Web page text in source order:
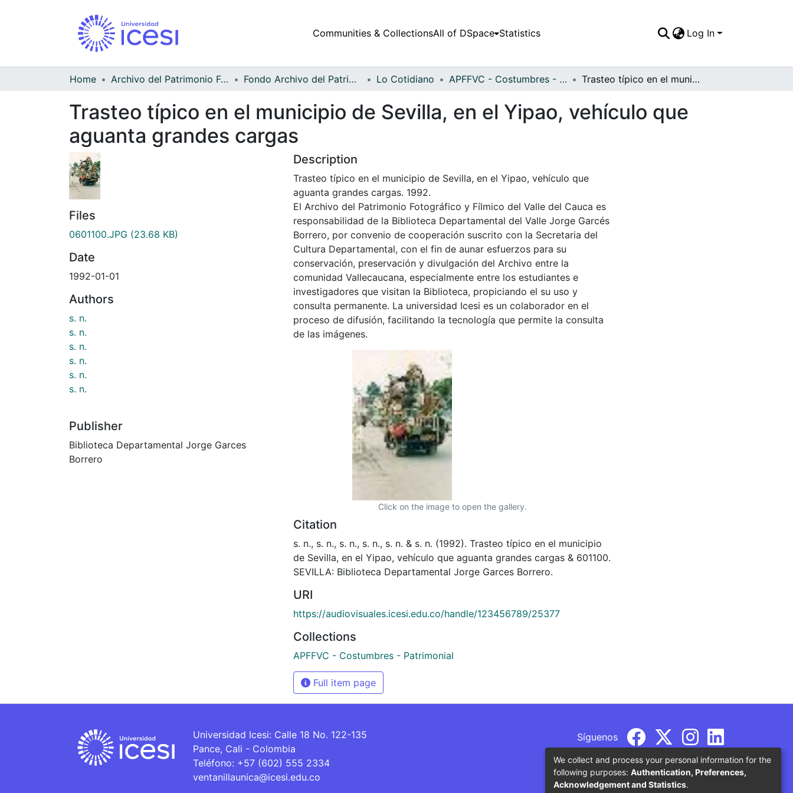
Communities & CollectionsAll of DSpace Statistics Log In
Home Archivo del Patrimonio Fotográfico y Fílmico del Valle del Cauca Fondo Archivo del Patrimonio Fotográfico y Fílmico del Valle del Cauca Lo Cotidiano APFFVC - Costumbres - Patrimonial Trasteo típico en el municipio de Sevilla, en el Yipao, vehículo que aguanta grandes cargas
Trasteo típico en el municipio de Sevilla, en el Yipao, vehículo que
aguanta grandes cargas
Files
0601100.JPG (23.68 KB)
Date
1992-01-01
Authors
s. n.
s. n.
s. n.
s. n.
s. n.
s. n.
Publisher
Biblioteca Departamental Jorge Garces
Borrero
Description
Trasteo típico en el municipio de Sevilla, en el Yipao, vehículo que
aguanta grandes cargas. 1992.
El Archivo del Patrimonio Fotográfico y Fílmico del Valle del Cauca es
responsabilidad de la Biblioteca Departamental del Valle Jorge Garcés
Borrero, por convenio de cooperación suscrito con la Secretaria del
Cultura Departamental, con el fin de aunar esfuerzos para su
conservación, preservación y divulgación del Archivo entre la
comunidad Vallecaucana, especialmente entre los estudiantes e
investigadores que visitan la Biblioteca, propiciando el su uso y
consulta permanente. La universidad Icesi es un colaborador en el
proceso de difusión, facilitando la tecnología que permite la consulta
de las imágenes.
Click on the image to open the gallery.
Citation
s. n., s. n., s. n., s. n., s. n. & s. n. (1992). Trasteo típico en el municipio
de Sevilla, en el Yipao, vehículo que aguanta grandes cargas & 601100.
SEVILLA: Biblioteca Departamental Jorge Garces Borrero.
URI
https://audiovisuales.icesi.edu.co/handle/123456789/25377
Collections
APFFVC - Costumbres - Patrimonial
Full item page
Universidad Icesi: Calle 18 No. 122-135
Pance, Cali - Colombia
Teléfono: +57 (602) 555 2334
ventanillaunica@icesi.edu.co
Síguenos
We collect and process your personal information for the
following purposes: Authentication, Preferences,
Acknowledgement and Statistics.